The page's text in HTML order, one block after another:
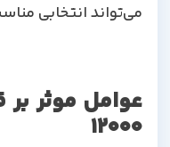
می‌تواند انتخابی مناسب
عوامل موثر بر
12000